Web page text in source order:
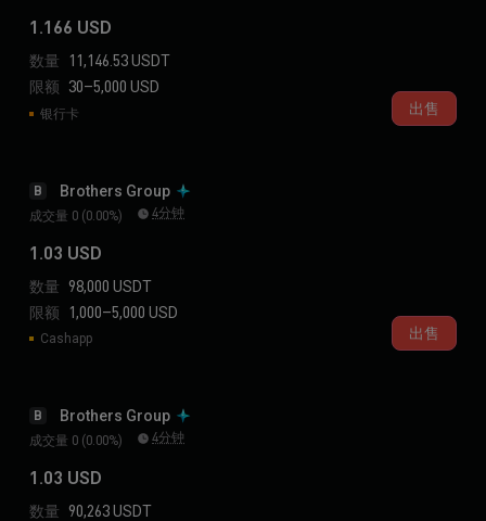
1.166 USD
数量
限额
11,146.53 USDT
30–5,000 USD
银行卡 出售
B Brothers Group
成交量 0 (0.00%) 4分钟
1.03 USD
数量
限额
98,000 USDT
1,000–5,000 USD
Cashapp 出售
B Brothers Group
成交量 0 (0.00%) 4分钟
1.03 USD
数量
90,263 USDT